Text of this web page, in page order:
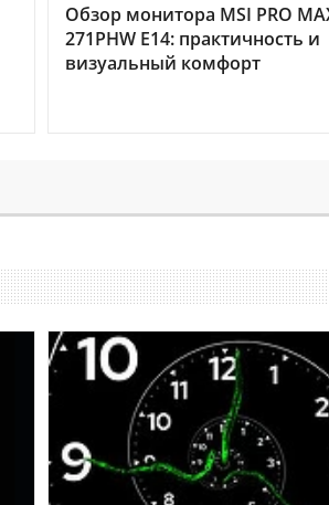
Обзор монитора MSI PRO
271PHW E14: практичность и
визуальный комфорт